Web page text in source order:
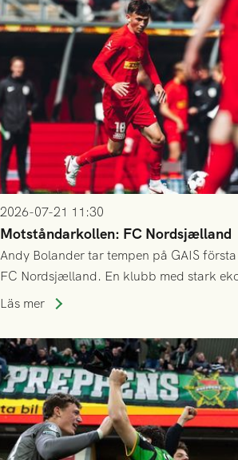
2026-07-21 11:30
Motståndarkollen: FC Nordsjælland
Andy Bolander tar tempen på GAIS
FC Nordsjælland. En klubb med stark
publiksnitt, ett lag med både kollektiv
Läs mer